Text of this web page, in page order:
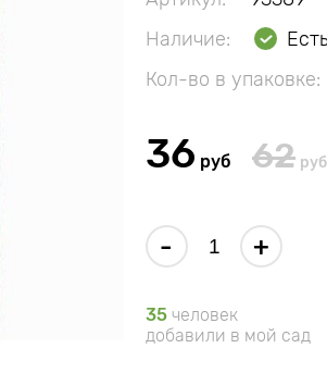
Наличие:
Кол-во в упаковке:
36 руб 62 руб
- +
35 человек
добавили в мой сад